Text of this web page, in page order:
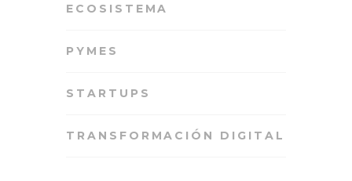
ECOSISTEMA
PYMES
STARTUPS
TRANSFORMACIÓN DIGITAL